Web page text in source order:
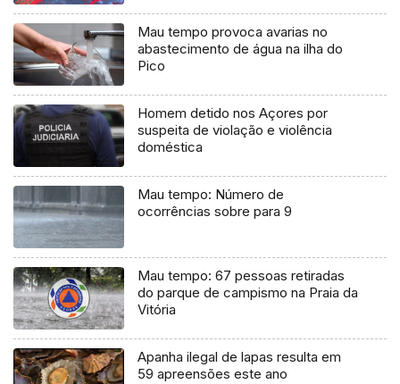
Mau tempo provoca avarias no
abastecimento de água na ilha do
Pico
Homem detido nos Açores por
suspeita de violação e violência
doméstica
Mau tempo: Número de
ocorrências sobre para 9
Mau tempo: 67 pessoas retiradas
do parque de campismo na Praia da
Vitória
Apanha ilegal de lapas resulta em
59 apreensões este ano